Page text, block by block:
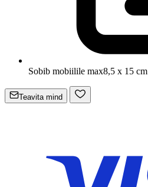
Sobib mobiilile max8,5 x 15 cm
Teavita mind